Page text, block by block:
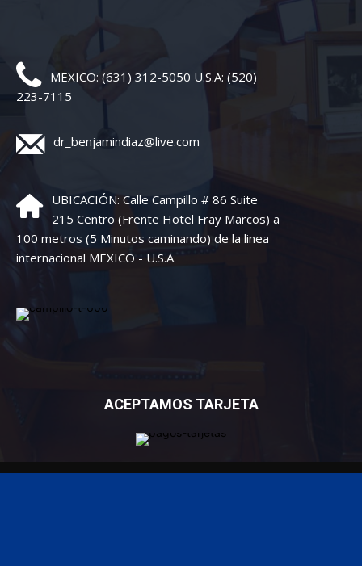
MEXICO: (631) 312-5050 U.S.A: (520)
223-7115
dr_benjamindiaz@live.com
UBICACIÓN: Calle Campillo # 86 Suite
215 Centro (Frente Hotel Fray Marcos) a
100 metros (5 Minutos caminando) de la linea
internacional MEXICO - U.S.A.
ACEPTAMOS TARJETA